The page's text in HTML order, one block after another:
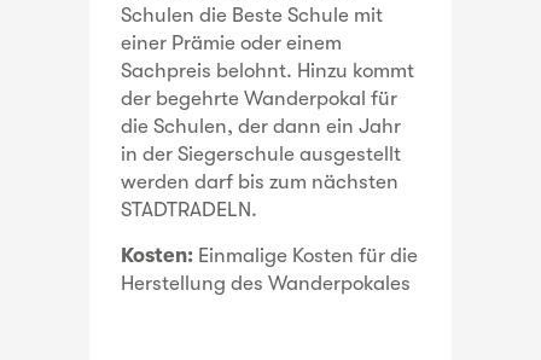
Schulen die Beste Schule mit
einer Prämie oder einem
Sachpreis belohnt. Hinzu kommt
der begehrte Wanderpokal für
die Schulen, der dann ein Jahr
in der Siegerschule ausgestellt
werden darf bis zum nächsten
STADTRADELN.
Kosten: Einmalige Kosten für die
Herstellung des Wanderpokales